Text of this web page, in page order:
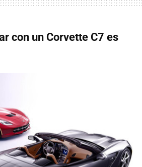
con un Corvette C7 es